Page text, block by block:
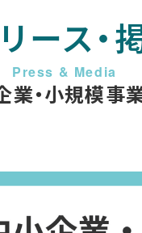
ース・
業・小規模事